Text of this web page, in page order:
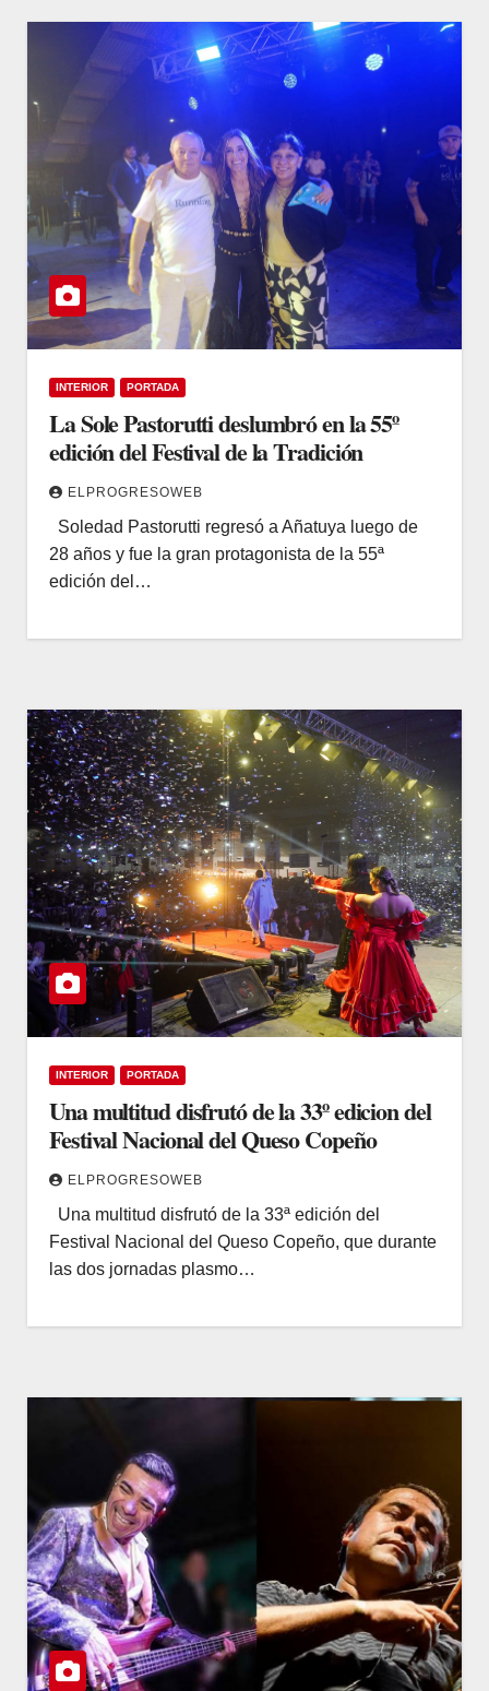
INTERIOR PORTADA
La Sole Pastorutti deslumbró en la 55º
edición del Festival de la Tradición
ELPROGRESOWEB
Soledad Pastorutti regresó a Añatuya luego de
28 años y fue la gran protagonista de la 55ª
edición del…
INTERIOR PORTADA
Una multitud disfrutó de la 33º edicion del
Festival Nacional del Queso Copeño
ELPROGRESOWEB
Una multitud disfrutó de la 33ª edición del
Festival Nacional del Queso Copeño, que durante
las dos jornadas plasmo…